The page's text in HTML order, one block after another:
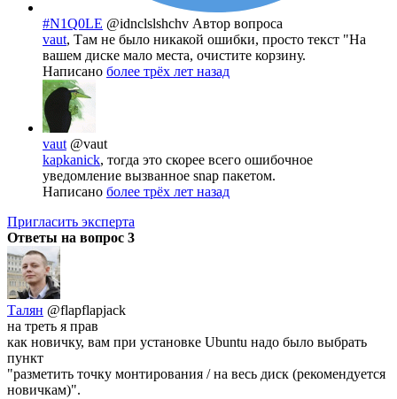
#N1Q0LE @idnclslshchv Автор вопроса
vaut, Там не было никакой ошибки, просто текст "На
вашем диске мало места, очистите корзину.
Написано более трёх лет назад
vaut @vaut
kapkanick, тогда это скорее всего ошибочное
уведомление вызванное snap пакетом.
Написано более трёх лет назад
Пригласить эксперта
Ответы на вопрос 3
Талян @flapflapjack
на треть я прав
как новичку, вам при установке Ubuntu надо было выбрать
пункт
"разметить точку монтирования / на весь диск (рекомендуется
новичкам)".